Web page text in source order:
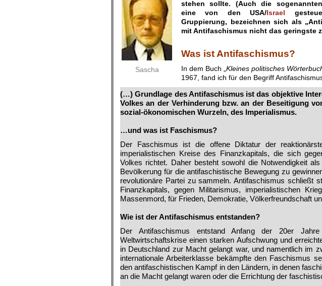
Sascha
stehen sollte. (Auch die
eine von den USA/Israel
Gruppierung, bezeichnen sich als
mit Antifaschismus nicht das geringste
Was ist Antifaschismus?
In dem Buch „ Kleines politisches
1967, fand ich für den Begriff
(…) Grundlage des Antifaschismus ist das objektive
Volkes an der Verhinderung bzw. an der Beseitigung
sozial-ökonomischen Wurzeln, des Impe­rialismus.
…und was ist Faschismus?
Der Faschismus ist die offene Diktatur der
imperialistischen Kreise des Finanzkapitals, die sich
Volkes richtet. Daher besteht so­wohl die Notwendigkeit
Bevölkerung für die antifaschisti­sche Bewegung zu
revolutionäre Partei zu sam­meln. Antifaschismus schließt
Finanz­kapitals, gegen Militarismus, im­perialistischen
Massen­mord, für Frieden, Demokratie, Völkerfreundschaft
Wie ist der Antifaschismus entstanden?
Der Antifaschismus entstand Anfang der 20er
Weltwirtschaftskrise einen starken Aufschwung und
in Deutschland zur Macht gelangt war, und nament­lich im
internatio­nale Arbeiterklasse bekämpfte den Faschismus
den antifaschistischen Kampf in den Ländern, in denen
an die Macht gelangt waren oder die Errichtung der